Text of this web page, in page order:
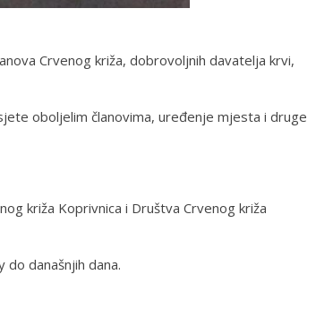
Crvenog križa, dobrovoljnih davatelja krvi,
oboljelim članovima, uređenje mjesta i druge
križa Koprivnica i Društva Crvenog križa
današnjih dana.